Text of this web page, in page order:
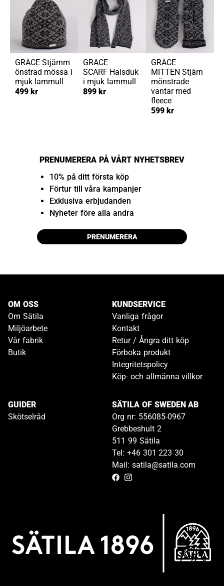
GRACE Stjärnm
önstrad mössa i
mjuk lammull
499 kr
GRACE
SCARF Halsduk
i mjuk lammull
899 kr
GRACE
MITTEN Stjärn
mönstrade
vantar med
fleece
599 kr
PRENUMERERA PÅ VÅRT NYHETSBREV
10% på ditt första köp
Förtur till våra kampanjer
Exklusiva erbjudanden
Nyheter före alla andra
PRENUMERERA
OM OSS
Om Sätila
Miljöarbete
Vår fabrik
Butik
KUNDSERVICE
Vanliga frågor
Kontakt
Retur / Ångra ditt köp
Förboka produkt
Integritetspolicy
Köp- och allmänna villkor
GUIDER
Skötselråd
SÄTILA OF SWEDEN AB
Org nr: 556085-0967
Grebbeshult 2
511 99 Sätila
Tel: +46 301 223 30
Mail: satila@satila.com